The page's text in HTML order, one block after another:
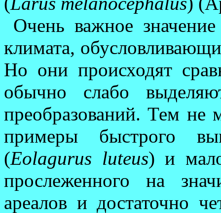
Очень важное
климата,
Но они происходят
обычно слабо
преобра­зований. Тем не
примеры быстрого
(Eolagurus luteus) и
прослеженного на
ареалов и достаточно